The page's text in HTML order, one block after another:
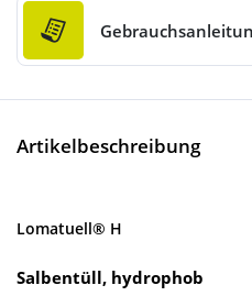
Artikelbeschreibung
Lomatuell® H
Salbentüll, hydrophob